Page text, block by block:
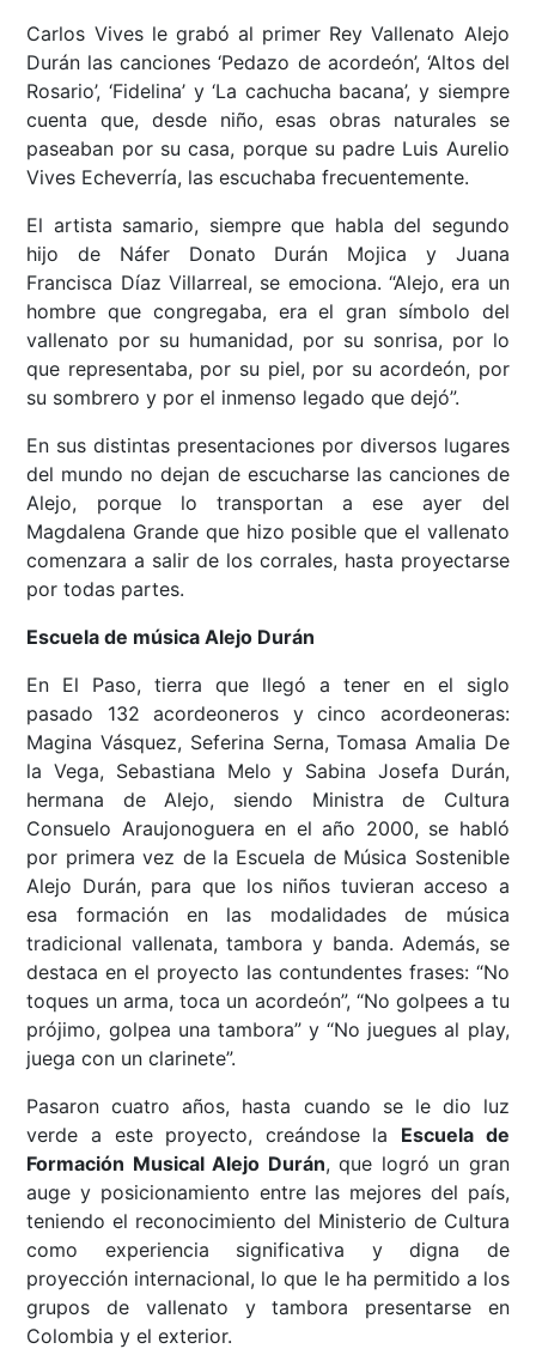
Carlos Vives le grabó al primer Rey Vallenato Alejo
Durán las canciones ‘Pedazo de acordeón’, ‘Altos del
Rosario’, ‘Fidelina’ y ‘La cachucha bacana’, y siempre
cuenta que, desde niño, esas obras naturales se
paseaban por su casa, porque su padre Luis Aurelio
Vives Echeverría, las escuchaba frecuentemente.
El artista samario, siempre que habla del segundo
hijo de Náfer Donato Durán Mojica y Juana
Francisca Díaz Villarreal, se emociona. “Alejo, era un
hombre que congregaba, era el gran símbolo del
vallenato por su humanidad, por su sonrisa, por lo
que representaba, por su piel, por su acordeón, por
su sombrero y por el inmenso legado que dejó”.
En sus distintas presentaciones por diversos lugares
del mundo no dejan de escucharse las canciones de
Alejo, porque lo transportan a ese ayer del
Magdalena Grande que hizo posible que el vallenato
comenzara a salir de los corrales, hasta proyectarse
por todas partes.
Escuela de música Alejo Durán
En El Paso, tierra que llegó a tener en el siglo
pasado 132 acordeoneros y cinco acordeoneras:
Magina Vásquez, Seferina Serna, Tomasa Amalia De
la Vega, Sebastiana Melo y Sabina Josefa Durán,
hermana de Alejo, siendo Ministra de Cultura
Consuelo Araujonoguera en el año 2000, se habló
por primera vez de la Escuela de Música Sostenible
Alejo Durán, para que los niños tuvieran acceso a
esa formación en las modalidades de música
tradicional vallenata, tambora y banda. Además, se
destaca en el proyecto las contundentes frases: “No
toques un arma, toca un acordeón”, “No golpees a tu
prójimo, golpea una tambora” y “No juegues al play,
juega con un clarinete”.
Pasaron cuatro años, hasta cuando se le dio luz
verde a este proyecto, creándose la Escuela de
Formación Musical Alejo Durán, que logró un gran
auge y posicionamiento entre las mejores del país,
teniendo el reconocimiento del Ministerio de Cultura
como experiencia significativa y digna de
proyección internacional, lo que le ha permitido a los
grupos de vallenato y tambora presentarse en
Colombia y el exterior.